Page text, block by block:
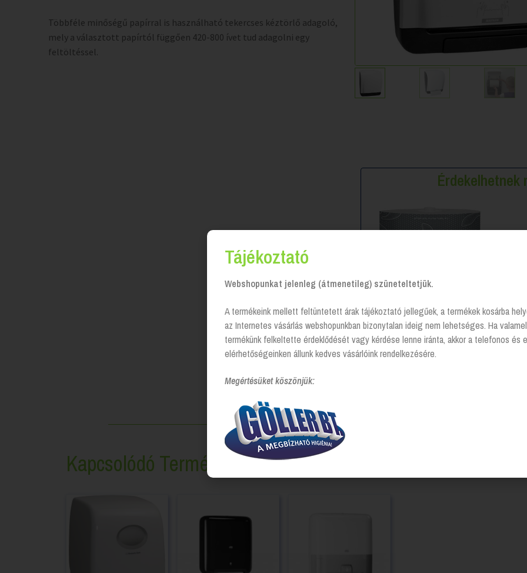
Többféle minőségű papírral is használható tekercses kéztörlő adagoló,
mely a választott papírtól függően 420-800 ívet tud adagolni egy
feltöltéssel.
Katrin Plus System kétrétegű
Kapcsolódó Termékek
Tájékoztató
Webshopunkat jelenleg (átmenetileg) szüneteltetjük.
A termékeink mellett feltüntetett árak tájékoztató jellegűek, a termékek kosárba
az Internetes vásárlás webshopunkban bizonytalan ideig nem lehetséges. Ha
termékünk felkeltette érdeklődését vagy kérdése lenne iránta, akkor a telefonos és
elérhetőségeinken állunk kedves vásárlóink rendelkezésére.
Megértésüket köszönjük: